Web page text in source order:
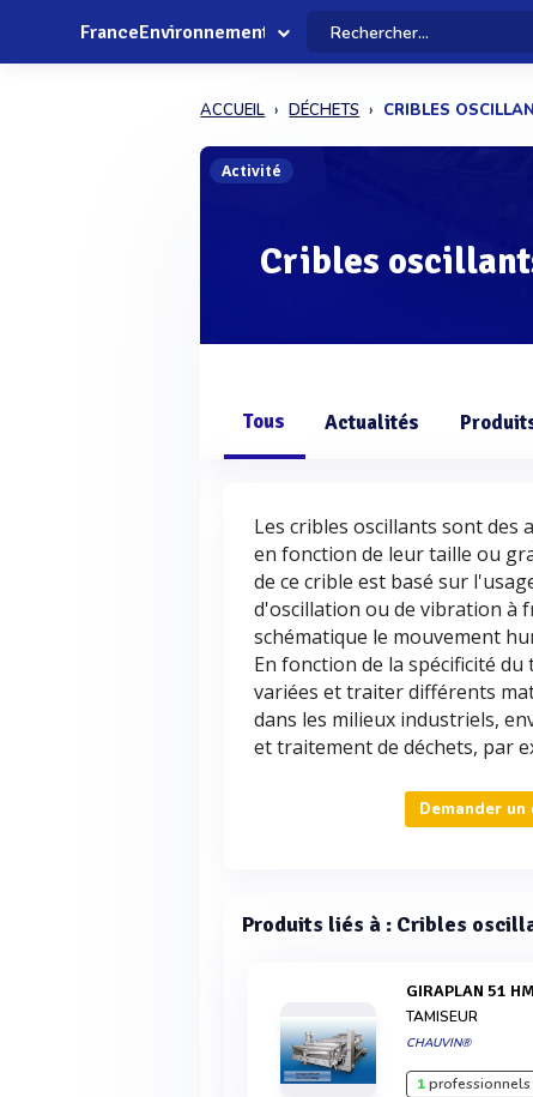
FranceEnvironnement
ACCUEIL DÉCHETS CRIBLES
Activité
Cribles
Tous Actualités
Les cribles oscillants sont des
en fonction de leur taille ou
de ce crible est basé sur
d'oscillation ou de vibration à
schématique le mouvement
En fonction de la spécificité
variées et traiter différents
dans les milieux industriels,
et traitement de déchets, par
Demander
Produits liés à : Cribles
GIRAPLAN 51
TAMISEUR
CHAUVIN®
1professionnels